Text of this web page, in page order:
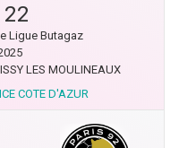
22
Ligue Butagaz
LES MOULINEAUX
COTE D'AZUR